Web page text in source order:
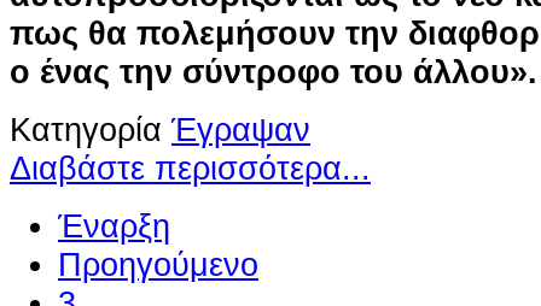
πως θα πολεμήσουν την
ο ένας την σύντροφο του άλλου».
Κατηγορία Έγραψαν
Διαβάστε περισσότερα...
Έναρξη
Προηγούμενο